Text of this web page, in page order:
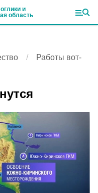
и
область
Работы вот-